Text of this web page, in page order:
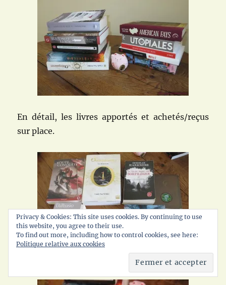
En détail, les livres apportés et achetés/reçus
sur place.
Privacy & Cookies: This site uses cookies. By continuing to use
this website, you agree to their use.
To find out more, including how to control cookies, see here:
Politique relative aux cookies